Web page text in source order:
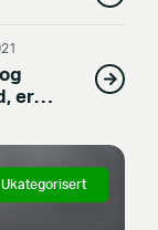
er
Ukategorisert